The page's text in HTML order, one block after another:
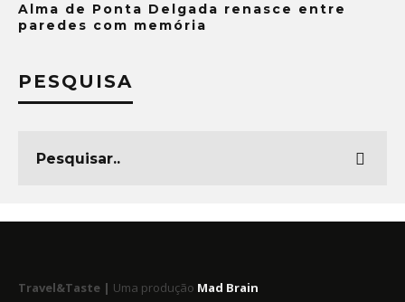
Alma de Ponta Delgada renasce entre
paredes com memória
PESQUISA
Travel&Taste | Uma produção Mad Brain